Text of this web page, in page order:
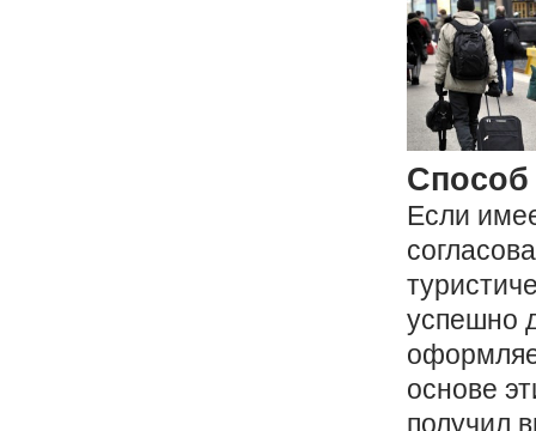
Способ
Если
успешно
основе
получил